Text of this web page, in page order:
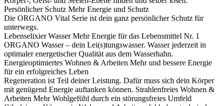
Persönlicher Schutz Mehr Energie und Schutz
Die ORGANO Vital Serie ist dein ganz persönlicher Schutz für
unterwegs.
Lebenselixier Wasser Mehr Energie für das Lebensmittel Nr. 1
ORGANO Wasser – dein Lei(s)tungswasser. Wasser jederzeit in
optimaler energetischer Qualität aus dem Wasserhahn.
Energieoptimiertes Wohnen & Arbeiten Mehr und bessere Energie
für ein erfolgreiches Leben
Regeneration ist Teil deiner Leistung. Dafür muss sich dein Körper
mit genügend Energie auftanken können. Strahlenfreies Wohnen &
Arbeiten Mehr Wohlgefühl durch ein störungsfreies Umfeld